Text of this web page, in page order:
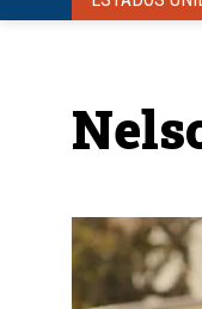
VENEZUELA